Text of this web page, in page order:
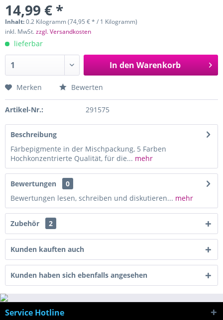
14,99 € *
Inhalt:0.2 Kilogramm (74,95 € * / 1 Kilogramm)
inkl. MwSt.zzgl. Versandkosten
lieferbar
In den Warenkorb
Merken Bewerten
Artikel-Nr.: 291575
Beschreibung
Färbepigmente in der Mischpackung, 5 Farben
Hochkonzentrierte Qualität, für die... mehr
Bewertungen
0
Bewertungen lesen, schreiben und diskutieren... mehr
Zubehör 2
Kunden kauften auch
Kunden haben sich ebenfalls angesehen
Service Hotline